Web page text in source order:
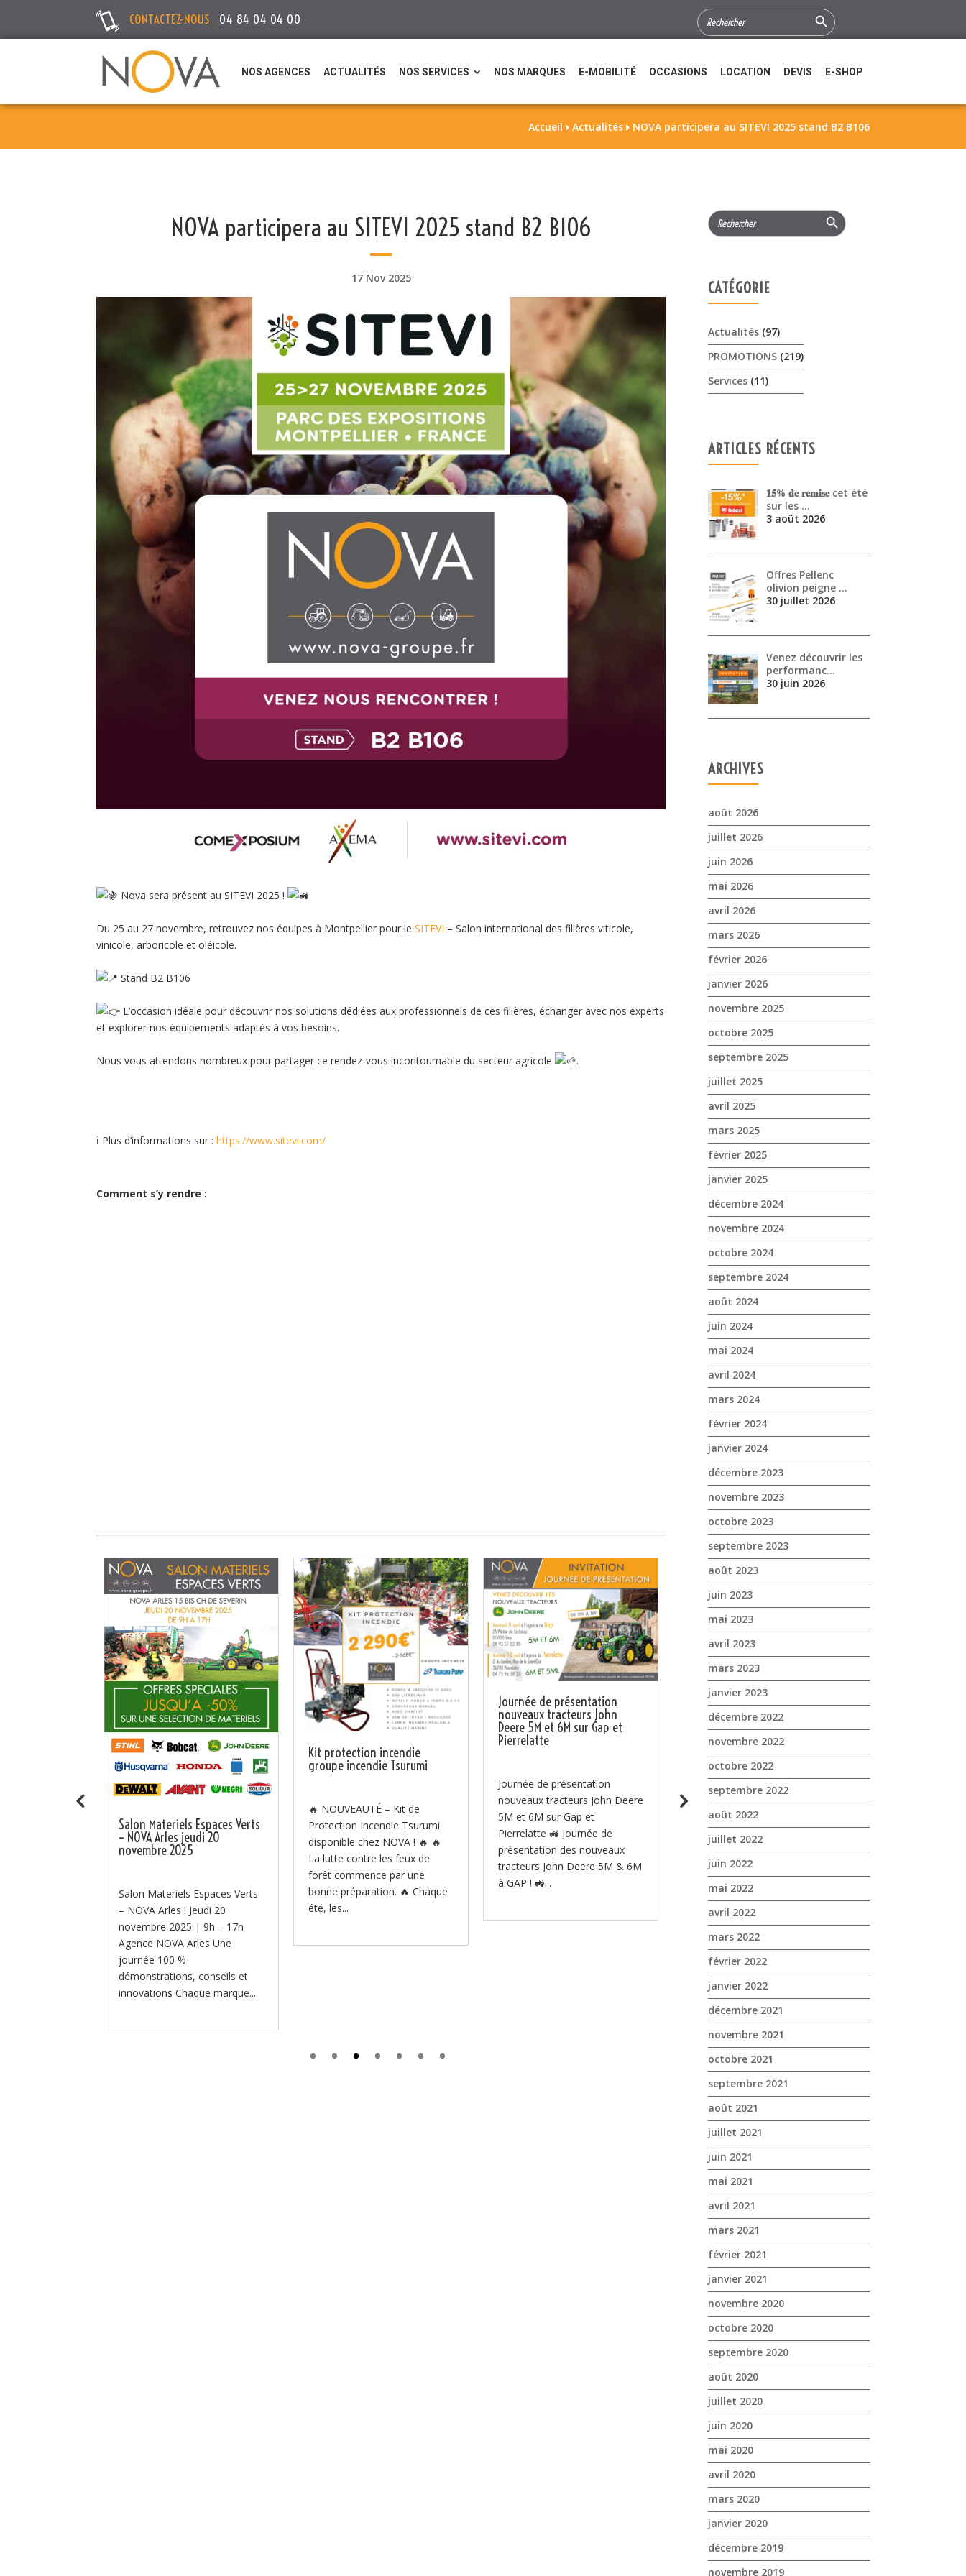
CONTACTEZ-NOUS 04 84 04 04 00
SEARCH
FOR:
Search Button
NOS AGENCES ACTUALITÉS NOS SERVICES NOS MARQUES E-MOBILITÉ OCCASIONS LOCATION DEVIS E-SHOP
Accueil  Actualités  NOVA participera au SITEVI 2025 stand B2 B106
NOVA participera au SITEVI 2025 stand B2 B106
17 Nov 2025
Nova sera présent au SITEVI 2025 !
Du 25 au 27 novembre, retrouvez nos équipes à Montpellier pour leSITEVI – Salon international des filières viticole,
vinicole, arboricole et oléicole.
Stand B2 B106
L’occasion idéale pour découvrir nos solutions dédiées aux professionnels de ces filières, échanger avec nos experts
et explorer nos équipements adaptés à vos besoins.
Nous vous attendons nombreux pour partager ce rendez-vous incontournable du secteur agricole .
ℹ️ Plus d’informations sur : https://www.sitevi.com/
Comment s’y rendre :
Salon Materiels Espaces Verts
– NOVA Arles jeudi 20
novembre 2025
Salon Materiels Espaces Verts
– NOVA Arles ! Jeudi 20
novembre 2025 | 9h – 17h
Agence NOVA Arles Une
journée 100 %
démonstrations, conseils et
innovations Chaque marque...
Kit protection incendie
groupe incendie Tsurumi
🔥 NOUVEAUTÉ – Kit de
Protection Incendie Tsurumi
disponible chez NOVA ! 🔥 🔥
La lutte contre les feux de
forêt commence par une
bonne préparation. 🔥 Chaque
été, les...
Journée de présentation
nouveaux tracteurs John
Deere 5M et 6M sur Gap et
Pierrelatte
Journée de présentation
nouveaux tracteurs John Deere
5M et 6M sur Gap et
Pierrelatte 🚜 Journée de
présentation des nouveaux
tracteurs John Deere 5M & 6M
à GAP ! 🚜...
Journée Pro et Collectivités
Husqvarna chez NOVA Cogolin
le vendredi 22 mars 2024
SAVE THE DATE : Vendredi 22
MARS Journée Pro et
Collectivités Husqvarna chez
NOVA Cogolin Chez NOVA
Cogolin, nous sommes ravis
d'annoncer une journée
spéciale dédiée à...
Search
for:
Search Button
CATÉGORIE
Actualités (97)
PROMOTIONS (219)
Services (11)
ARTICLES RÉCENTS
𝟏𝟓% 𝐝𝐞 𝐫𝐞𝐦𝐢𝐬𝐞 cet été
sur les …
3 août 2026
Offres Pellenc
olivion peigne …
30 juillet 2026
Venez découvrir les
performanc…
30 juin 2026
ARCHIVES
août 2026
juillet 2026
juin 2026
mai 2026
avril 2026
mars 2026
février 2026
janvier 2026
novembre 2025
octobre 2025
septembre 2025
juillet 2025
avril 2025
mars 2025
février 2025
janvier 2025
décembre 2024
novembre 2024
octobre 2024
septembre 2024
août 2024
juin 2024
mai 2024
avril 2024
mars 2024
février 2024
janvier 2024
décembre 2023
novembre 2023
octobre 2023
septembre 2023
août 2023
juin 2023
mai 2023
avril 2023
mars 2023
janvier 2023
décembre 2022
novembre 2022
octobre 2022
septembre 2022
août 2022
juillet 2022
juin 2022
mai 2022
avril 2022
mars 2022
février 2022
janvier 2022
décembre 2021
novembre 2021
octobre 2021
septembre 2021
août 2021
juillet 2021
juin 2021
mai 2021
avril 2021
mars 2021
février 2021
janvier 2021
novembre 2020
octobre 2020
septembre 2020
août 2020
juillet 2020
juin 2020
mai 2020
avril 2020
mars 2020
janvier 2020
décembre 2019
novembre 2019